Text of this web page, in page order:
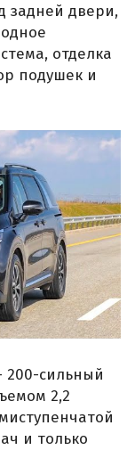
задней двери,
отделка
подушек и
200-сильный
2,2
и только